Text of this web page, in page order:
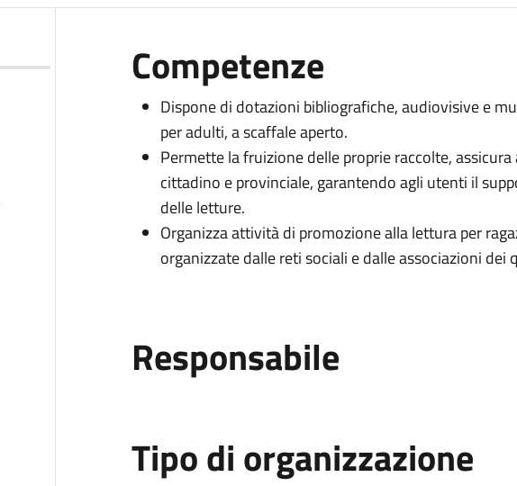
Competenze
Dispone di dotazioni bibliografiche, audiovisive e
per adulti, a scaffale aperto.
Permette la fruizione delle proprie raccolte,
cittadino e provinciale, garantendo agli utenti il
delle letture.
Organizza attività di promozione alla lettura per
organizzate dalle reti sociali e dalle associazioni
Responsabile
Tipo di organizzazione